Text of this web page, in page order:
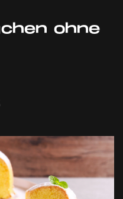
ohne